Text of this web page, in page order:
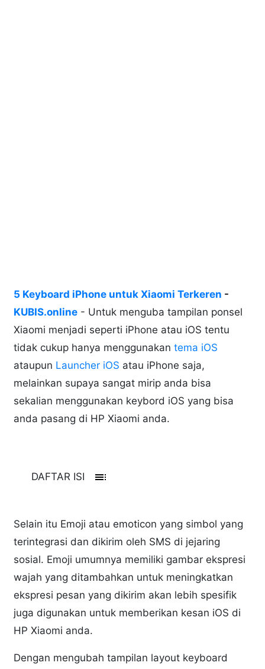
5 Keyboard iPhone untuk Xiaomi Terkeren -
KUBIS.online - Untuk menguba tampilan ponsel
Xiaomi menjadi seperti iPhone atau iOS tentu
tidak cukup hanya menggunakantema iOS
ataupun Launcher iOS atau iPhone saja,
melainkan supaya sangat mirip anda bisa
sekalian menggunakan keybord iOS yang bisa
anda pasang di HP Xiaomi anda.
DAFTAR ISI toc
Selain itu Emoji atau emoticon yang simbol yang
terintegrasi dan dikirim oleh SMS di jejaring
sosial. Emoji umumnya memiliki gambar ekspresi
wajah yang ditambahkan untuk meningkatkan
ekspresi pesan yang dikirim akan lebih spesifik
juga digunakan untuk memberikan kesan iOS di
HP Xiaomi anda.
Dengan mengubah tampilan layout keyboard